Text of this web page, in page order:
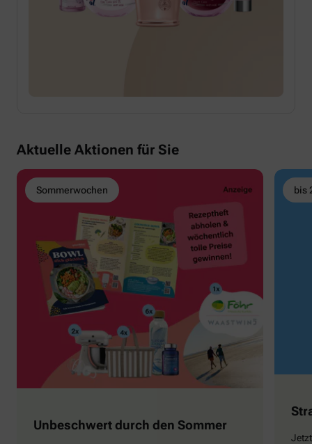
Aktuelle Aktionen für Sie
Sommerwochen
Unbeschwert durch den Sommer
bis